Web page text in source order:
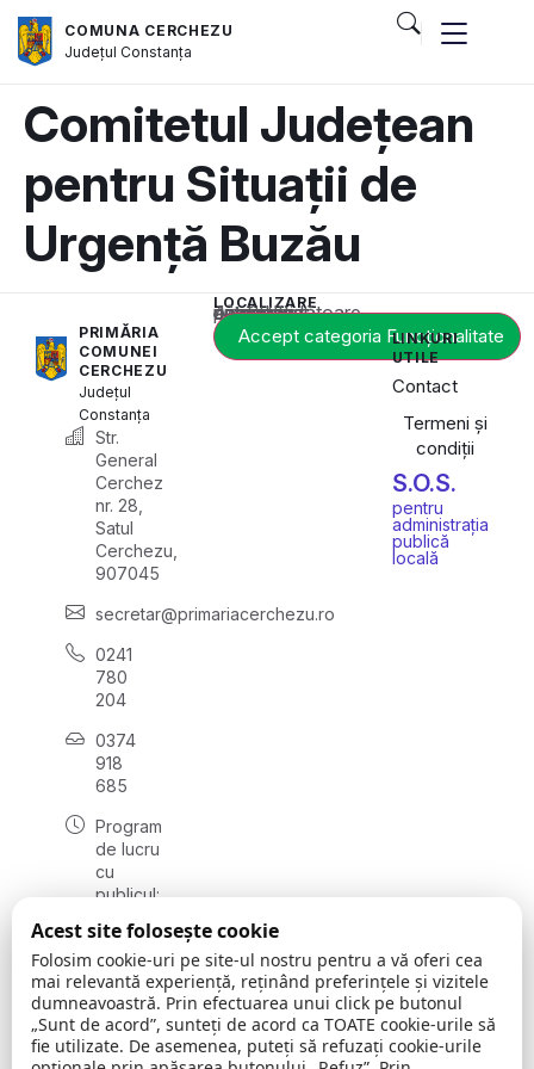
COMUNA CERCHEZU
JudețulConstanța
Comitetul Județean
pentru Situații de
Urgență Buzău
PRIMĂRIA
COMUNEI
CERCHEZU
Județul
Constanța
Str.
General
Cerchez
nr. 28,
Satul
Cerchezu,
907045
secretar@primariacerchezu.ro
0241
780
204
0374
918
685
Program
de lucru
cu
publicul:
08:00 -
16:30
, vineri:
08:00 -
14:00
LOCALIZARE
Acest conținut este blocat până când acceptați categoria corespunzătoare de cookie-uri.
Accept categoria Funcționalitate
LINKURI
UTILE
Contact
Termeni și
condiții
S.O.S.
pentru
administrația
publică
locală
Acest site folosește cookie
Folosim cookie-uri pe site-ul nostru pentru a vă oferi cea
mai relevantă experiență, reținând preferințele și vizitele
dumneavoastră. Prin efectuarea unui click pe butonul
„Sunt de acord”, sunteți de acord ca TOATE cookie-urile să
fie utilizate. De asemenea, puteți să refuzați cookie-urile